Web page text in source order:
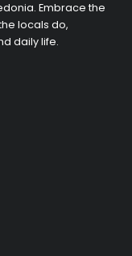
Embrace the
locals do,
daily life.